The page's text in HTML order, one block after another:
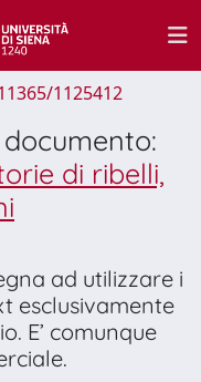
1125412
di ribelli,
ad utilizzare i
esclusivamente
E’ comunque